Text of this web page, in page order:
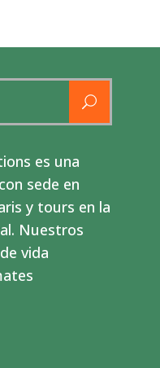
es una
sede en
y tours en la
Nuestros
vida